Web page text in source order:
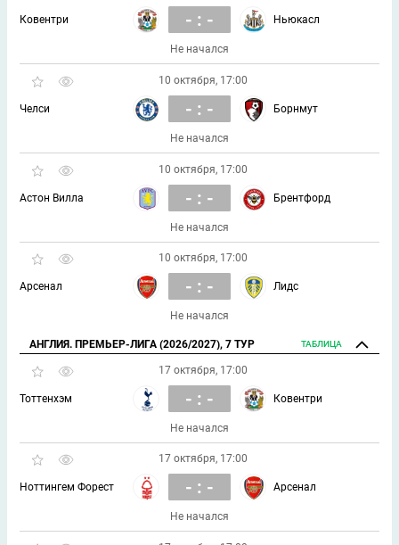
Ковентри - : - Ньюкасл
Не начался
10 октября, 17:00
Челси - : - Борнмут
Не начался
10 октября, 17:00
Астон Вилла - : - Брентфорд
Не начался
10 октября, 17:00
Арсенал - : - Лидс
Не начался
АНГЛИЯ. ПРЕМЬЕР-ЛИГА (2026/2027), 7 ТУР ТАБЛИЦА
17 октября, 17:00
Тоттенхэм - : - Ковентри
Не начался
17 октября, 17:00
Ноттингем Форест - : - Арсенал
Не начался